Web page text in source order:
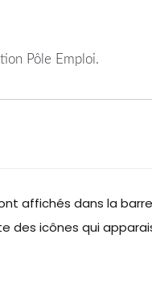
Pôle Emploi.
affichés dans la
des icônes qui